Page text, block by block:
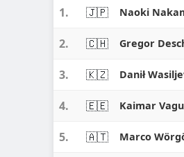
1. 🇯🇵 Naoki
2. 🇨🇭 Gregor
3. 🇰🇿 Danił
4. 🇪🇪 Kaimar
5. 🇦🇹 Marco